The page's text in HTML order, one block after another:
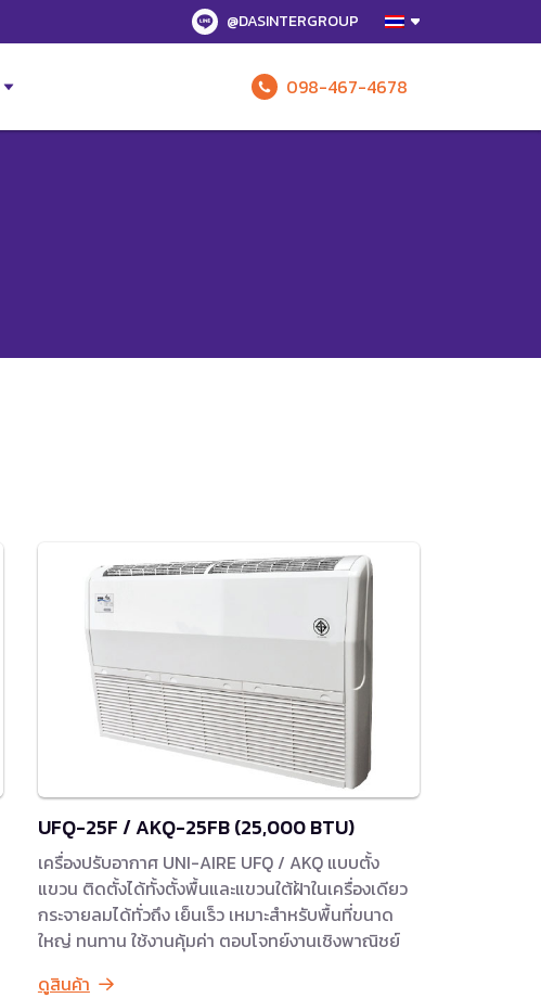
@DASINTERGROUP
098-467-4678
UFQ-25F / AKQ-25FB (25,000 BTU)
เครื่องปรับอากาศ UNI-AIRE UFQ / AKQ แบบตั้ง
แขวน ติดตั้งได้ทั้งตั้งพื้นและแขวนใต้ฝ้าในเครื่องเดียว
กระจายลมได้ทั่วถึง เย็นเร็ว เหมาะสำหรับพื้นที่ขนาด
ใหญ่ ทนทาน ใช้งานคุ้มค่า ตอบโจทย์งานเชิงพาณิชย์
ดูสินค้า